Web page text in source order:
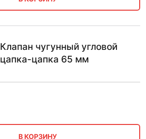
Клапан чугунный угловой
цапка-цапка 65 мм
В КОРЗИНУ